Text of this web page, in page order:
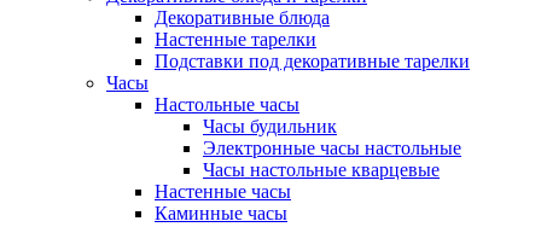
Декоративные блюда
Настенные тарелки
Подставки под декоративные тарелки
Часы
Настольные часы
Часы будильник
Электронные часы настольные
Часы настольные кварцевые
Настенные часы
Каминные часы